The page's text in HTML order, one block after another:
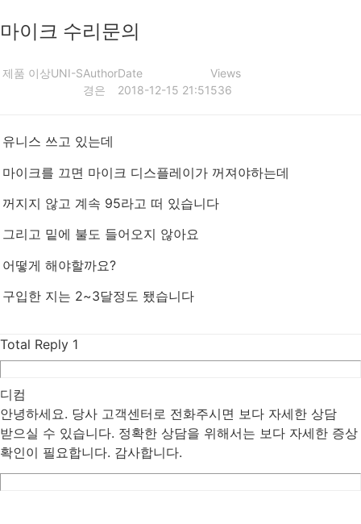
마이크 수리문의
제품 이상UNI-SAuthor
경은
Date
2018-12-15 21:51
Views
536
유니스 쓰고 있는데
마이크를 끄면 마이크 디스플레이가 꺼져야하는데
꺼지지 않고 계속 95라고 떠 있습니다
그리고 밑에 불도 들어오지 않아요
어떻게 해야할까요?
구입한 지는 2~3달정도 됐습니다
Total Reply 1
디컴
안녕하세요. 당사 고객센터로 전화주시면 보다 자세한 상담
받으실 수 있습니다. 정확한 상담을 위해서는 보다 자세한 증상
확인이 필요합니다. 감사합니다.